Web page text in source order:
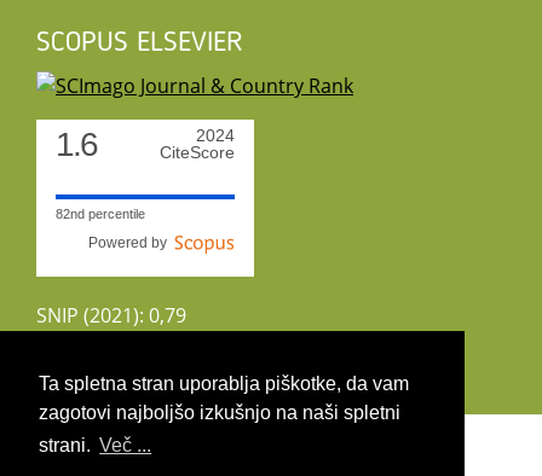
Ta spletna stran uporablja piškotke, da vam
zagotovi najboljšo izkušnjo na naši spletni
strani. Več ...
SCOPUS ELSEVIER
1.6
2024
CiteScore
82nd percentile
Powered by
SNIP (2021): 0,79